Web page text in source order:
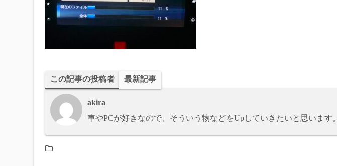
この記事の投稿者 最新記事
akira
車やPCが好きなので、そういう物などをUpしていきたいと思います。